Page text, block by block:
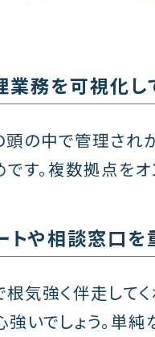
業務を可視化し
の中で管理され
す。複数拠点をオ
トや相談窓口を
気強く伴走して
いでしょう。単